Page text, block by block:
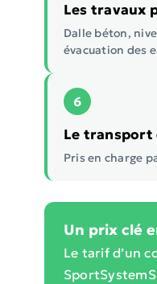
Les travaux
Dalle béton,
évacuation des
6
Le transport
Pris en charge
Un prix clé
Le tarif d’un